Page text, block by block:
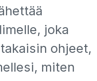
joka
ohjeet,
miten